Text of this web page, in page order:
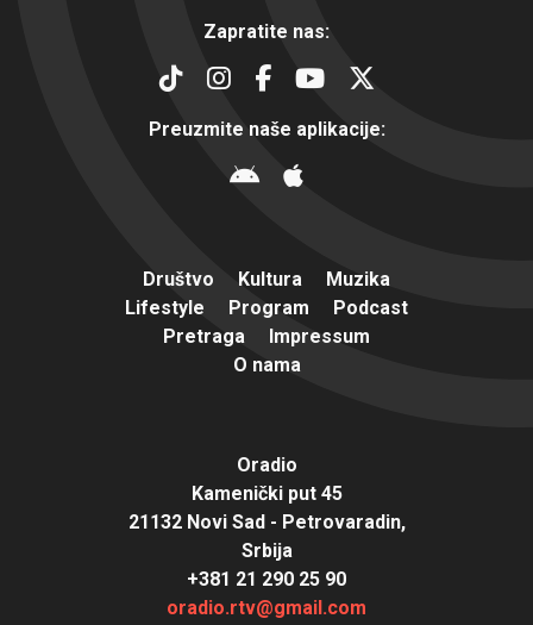
Zapratite nas:
Preuzmite naše aplikacije:
Društvo Kultura
Muzika
Lifestyle
Program
Podcast
Pretraga
Impressum
O nama
Oradio
Kamenički put 45
21132 Novi Sad - Petrovaradin,
Srbija
+381 21 290 25 90
oradio.rtv@gmail.com